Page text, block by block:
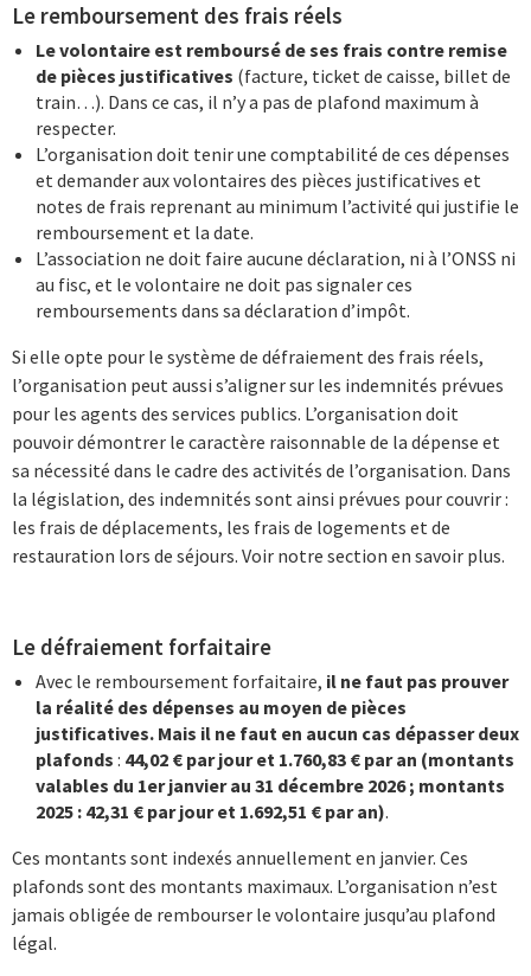
Le remboursement des frais réels
Le volontaire est remboursé de ses frais contre remise
de pièces justificatives (facture, ticket de caisse, billet de
train…). Dans ce cas, il n’y a pas de plafond maximum à
respecter.
L’organisation doit tenir une comptabilité de ces dépenses
et demander aux volontaires des pièces justificatives et
notes de frais reprenant au minimum l’activité qui justifie le
remboursement et la date.
L’association ne doit faire aucune déclaration, ni à l’ONSS ni
au fisc, et le volontaire ne doit pas signaler ces
remboursements dans sa déclaration d’impôt.
Si elle opte pour le système de défraiement des frais réels,
l’organisation peut aussi s’aligner sur les indemnités prévues
pour les agents des services publics. L’organisation doit
pouvoir démontrer le caractère raisonnable de la dépense et
sa nécessité dans le cadre des activités de l’organisation. Dans
la législation, des indemnités sont ainsi prévues pour couvrir :
les frais de déplacements, les frais de logements et de
restauration lors de séjours. Voir notre section en savoir plus.
Le défraiement forfaitaire
Avec le remboursement forfaitaire, il ne faut pas prouver
la réalité des dépenses au moyen de pièces
justificatives. Mais il ne faut en aucun cas dépasser deux
plafonds : 44,02 € par jour et 1.760,83 € par an (montants
valables du 1er janvier au 31 décembre 2026 ; montants
2025 : 42,31 € par jour et 1.692,51 € par an).
Ces montants sont indexés annuellement en janvier. Ces
plafonds sont des montants maximaux. L’organisation n’est
jamais obligée de rembourser le volontaire jusqu’au plafond
légal.